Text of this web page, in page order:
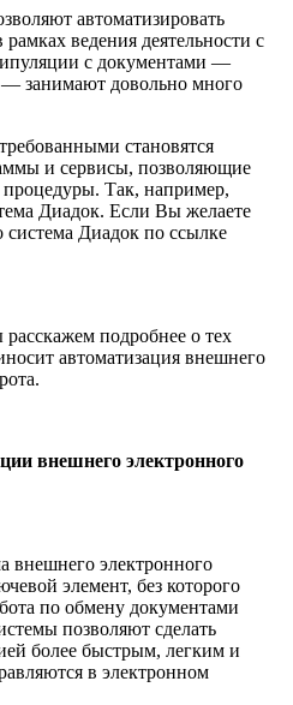
автоматизировать
ведения деятельности с
с документами —
занимают довольно много
становятся
и сервисы, позволяющие
процедуры. Так, например,
Диадок. Если Вы желаете
система Диадок по ссылке
подробнее о тех
автоматизация внешнего
внешнего электронного
внешнего электронного
элемент, без которого
по обмену документами
позволяют сделать
более быстрым, легким и
в электронном